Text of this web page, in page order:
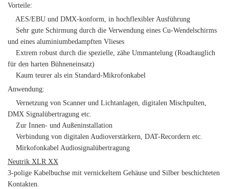
Vorteile:
AES/EBU und DMX-konform, in hochflexibler Ausführung
Sehr gute Schirmung durch die Verwendung eines Cu-Wendelschirms
und eines aluminiumbedampften Vlieses
Extrem robust durch die spezielle, zähe Ummantelung (Roadtauglich
für den harten Bühneneinsatz)
Kaum teurer als ein Standard-Mikrofonkabel
Anwendung:
Vernetzung von Scanner und Lichtanlagen, digitalen Mischpulten,
DMX Signalübertragung etc.
Zur Innen- und Außeninstallation
Verbindung von digitalen Audioverstärkern, DAT-Recordern etc.
Mirkofonkabel Audiosignalübertragung
Neutrik XLR XX
3-polige Kabelbuchse mit vernickeltem Gehäuse und Silber beschichteten
Kontakten.